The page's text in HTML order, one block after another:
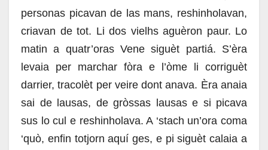
personas picavan de las mans, reshinholavan,
criavan de tot. Li dos vielhs aguèron paur. Lo
matin a quatr’oras Vene siguèt partiá. S’èra
levaia per marchar fòra e l’òme li corriguèt
darrier, tracolèt per veire dont anava. Èra anaia
sai de lausas, de gròssas lausas e si picava
sus lo cul e reshinholava. A ‘stach un’ora coma
‘quò, enfin totjorn aquí ges, e pi siguèt calaia a